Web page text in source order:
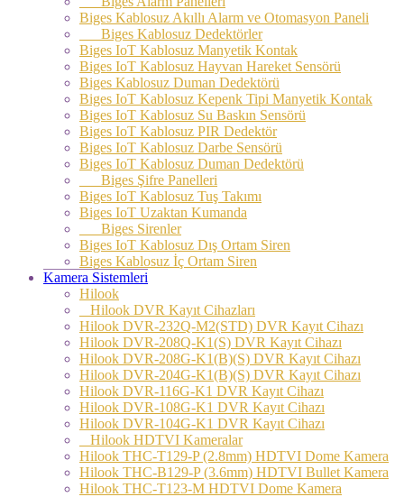
Biges Kablosuz Akıllı Alarm ve Otomasyon Paneli
Biges Kablosuz Dedektörler
Biges IoT Kablosuz Manyetik Kontak
Biges IoT Kablosuz Hayvan Hareket Sensörü
Biges Kablosuz Duman Dedektörü
Biges IoT Kablosuz Kepenk Tipi Manyetik Kontak
Biges IoT Kablosuz Su Baskın Sensörü
Biges IoT Kablosuz PIR Dedektör
Biges IoT Kablosuz Darbe Sensörü
Biges IoT Kablosuz Duman Dedektörü
Biges Şifre Panelleri
Biges IoT Kablosuz Tuş Takımı
Biges IoT Uzaktan Kumanda
Biges Sirenler
Biges IoT Kablosuz Dış Ortam Siren
Biges Kablosuz İç Ortam Siren
Kamera Sistemleri
Hilook
Hilook DVR Kayıt Cihazları
Hilook DVR-232Q-M2(STD) DVR Kayıt Cihazı
Hilook DVR-208Q-K1(S) DVR Kayıt Cihazı
Hilook DVR-208G-K1(B)(S) DVR Kayıt Cihazı
Hilook DVR-204G-K1(B)(S) DVR Kayıt Cihazı
Hilook DVR-116G-K1 DVR Kayıt Cihazı
Hilook DVR-108G-K1 DVR Kayıt Cihazı
Hilook DVR-104G-K1 DVR Kayıt Cihazı
Hilook HDTVI Kameralar
Hilook THC-T129-P (2.8mm) HDTVI Dome Kamera
Hilook THC-B129-P (3.6mm) HDTVI Bullet Kamera
Hilook THC-T123-M HDTVI Dome Kamera